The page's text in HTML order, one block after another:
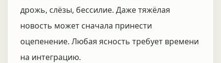
дрожь, слёзы, бессилие. Даже тяжёлая
новость может сначала принести
оцепенение. Любая ясность требует времени
на интеграцию.